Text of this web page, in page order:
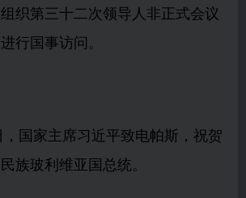
织第三十二次领导人非正式会议
行国事访问。
，国家主席习近平致电帕斯，祝贺
族玻利维亚国总统。